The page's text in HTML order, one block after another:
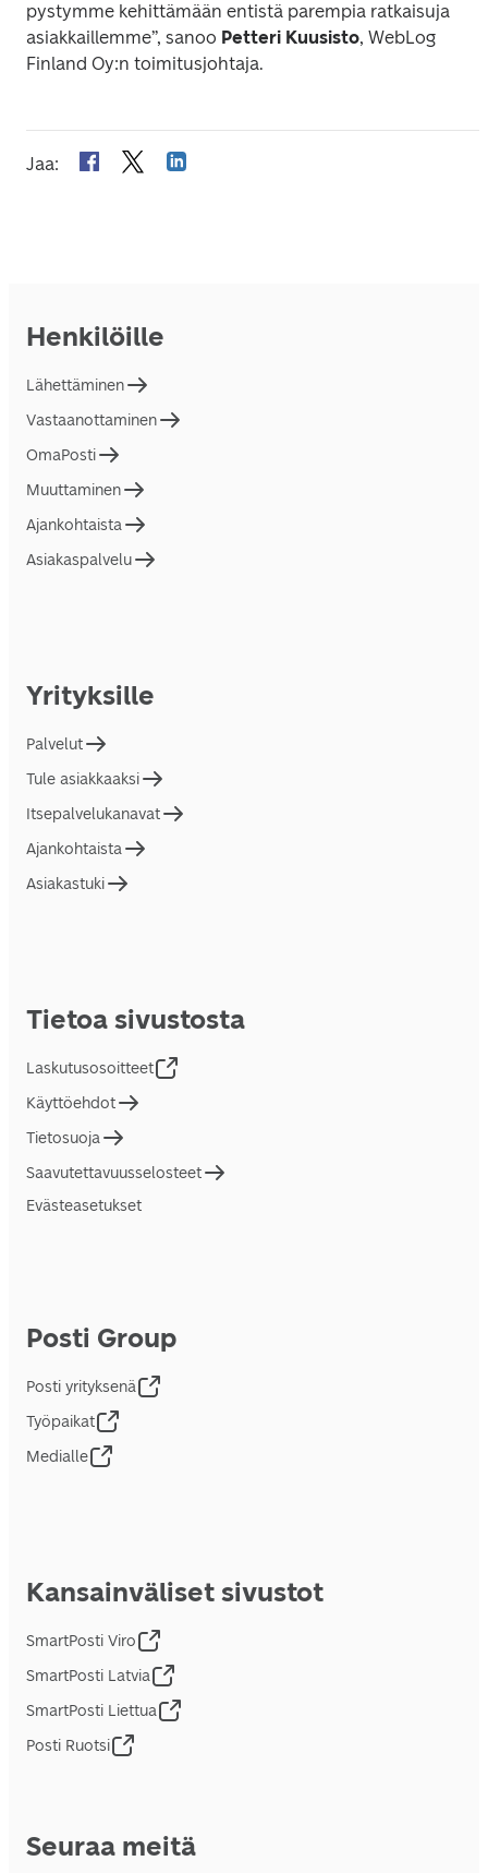
pystymme kehittämään entistä parempia ratkaisuja
asiakkaillemme”, sanoo Petteri Kuusisto, WebLog
Finland Oy:n toimitusjohtaja.
Jaa:
Henkilöille
Lähettäminen
Vastaanottaminen
OmaPosti
Muuttaminen
Ajankohtaista
Asiakaspalvelu
Yrityksille
Palvelut
Tule asiakkaaksi
Itsepalvelukanavat
Ajankohtaista
Asiakastuki
Tietoa sivustosta
Laskutusosoitteet
Käyttöehdot
Tietosuoja
Saavutettavuusselosteet
Evästeasetukset
Posti Group
Posti yrityksenä
Työpaikat
Medialle
Kansainväliset sivustot
SmartPosti Viro
SmartPosti Latvia
SmartPosti Liettua
Posti Ruotsi
Seuraa meitä